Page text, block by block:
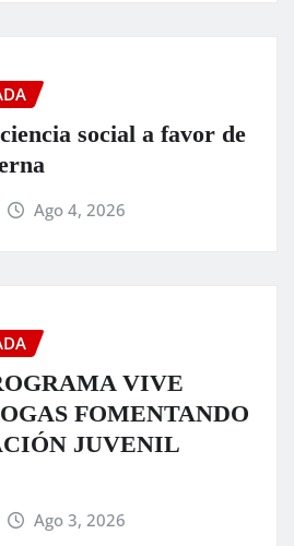
social a favor de
Ago 4, 2026
VIVE
FOMENTANDO
JUVENIL
Ago 3, 2026